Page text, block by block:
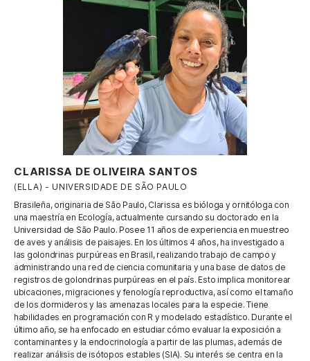
CLARISSA DE OLIVEIRA SANTOS
(ELLA) - UNIVERSIDADE DE SÃO PAULO
Brasileña, originaria de São Paulo, Clarissa es bióloga y ornitóloga con
una maestría en Ecología, actualmente cursando su doctorado en la
Universidad de São Paulo. Posee 11 años de experiencia en muestreo
de aves y análisis de paisajes. En los últimos 4 años, ha investigado a
las golondrinas purpúreas en Brasil, realizando trabajo de campo y
administrando una red de ciencia comunitaria y una base de datos de
registros de golondrinas purpúreas en el país. Esto implica monitorear
ubicaciones, migraciones y fenología reproductiva, así como el tamaño
de los dormideros y las amenazas locales para la especie. Tiene
habilidades en programación con R y modelado estadístico. Durante el
último año, se ha enfocado en estudiar cómo evaluar la exposición a
contaminantes y la endocrinología a partir de las plumas, además de
realizar análisis de isótopos estables (SIA). Su interés se centra en la